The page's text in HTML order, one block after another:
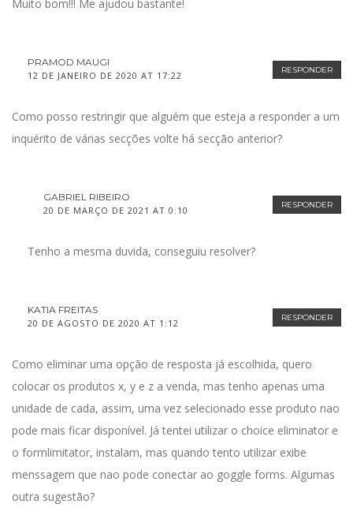
Muito bom!!! Me ajudou bastante!
RESPONDER
PRAMOD MAUGI
12 DE JANEIRO DE 2020 AT 17:22
Como posso restringir que alguém que esteja a responder a um
inquérito de várias secções volte há secção anterior?
RESPONDER
GABRIEL RIBEIRO
20 DE MARÇO DE 2021 AT 0:10
Tenho a mesma duvida, conseguiu resolver?
RESPONDER
KATIA FREITAS
20 DE AGOSTO DE 2020 AT 1:12
Como eliminar uma opção de resposta já escolhida, quero
colocar os produtos x, y e z a venda, mas tenho apenas uma
unidade de cada, assim, uma vez selecionado esse produto nao
pode mais ficar disponível. Já tentei utilizar o choice eliminator e
o formlimitator, instalam, mas quando tento utilizar exibe
menssagem que nao pode conectar ao goggle forms. Algumas
outra sugestão?